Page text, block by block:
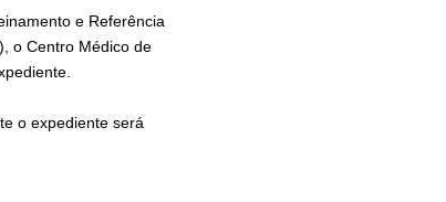
e Referência
o Centro Médico de
o expediente será